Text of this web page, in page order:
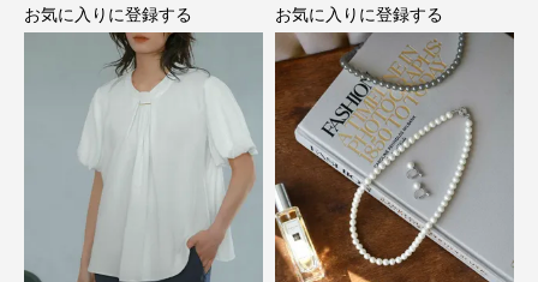
鮮度アップを重ねつづける、大人の女
性のためのスーツファッション
オフィスやマザーシーンで活躍するセレモニース
ーツ。気負わずに着て頂ける素敵な一枚...それが
Floliaの提案するスーツです。
お気に入りに登録する
お気に入りに登録する